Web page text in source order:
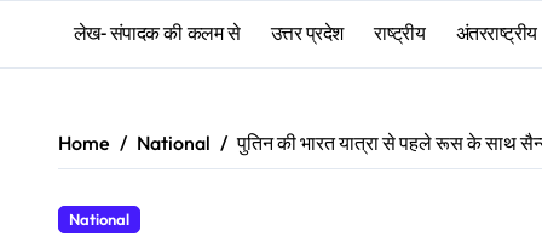
लेख- संपादक की कलम से उत्तर प्रदेश राष्ट्रीय अंतरराष्ट्रीय
Home National पुतिन की भारत यात्रा से पहले रूस के साथ
National